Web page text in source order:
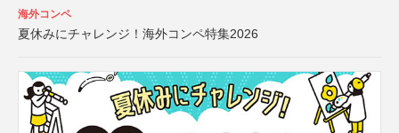
海外コンペ
夏休みにチャレンジ！海外コンペ特集2026